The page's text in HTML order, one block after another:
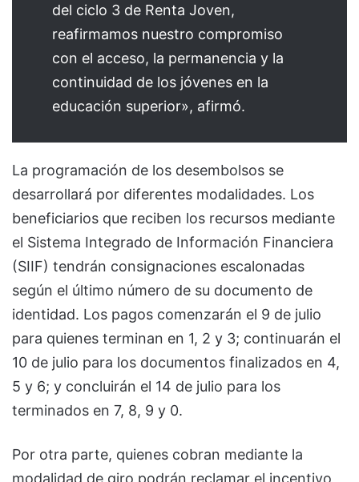
del ciclo 3 de Renta Joven,
reafirmamos nuestro compromiso
con el acceso, la permanencia y la
continuidad de los jóvenes en la
educación superior», afirmó.
La programación de los desembolsos se
desarrollará por diferentes modalidades. Los
beneficiarios que reciben los recursos mediante
el Sistema Integrado de Información Financiera
(SIIF) tendrán consignaciones escalonadas
según el último número de su documento de
identidad. Los pagos comenzarán el 9 de julio
para quienes terminan en 1, 2 y 3; continuarán el
10 de julio para los documentos finalizados en 4,
5 y 6; y concluirán el 14 de julio para los
terminados en 7, 8, 9 y 0.
Por otra parte, quienes cobran mediante la
modalidad de giro podrán reclamar el incentivo